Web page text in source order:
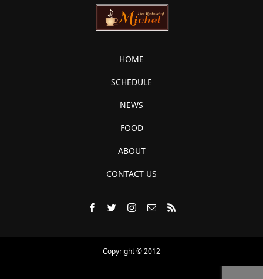
HOME
SCHEDULE
NEWS
FOOD
ABOUT
CONTACT US
Copyright © 2012